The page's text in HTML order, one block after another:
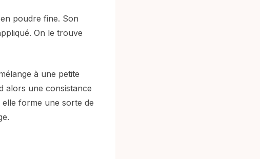
poudre fine. Son
On le trouve
à une petite
alors une consistance
forme une sorte de